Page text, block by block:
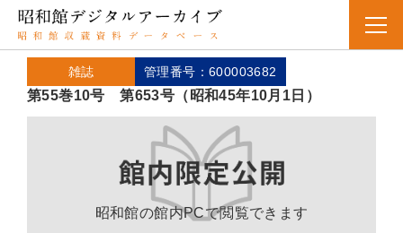
雑誌 管理番号：600003682
第55巻10号 第653号（昭和45年10月1日）
昭和館の館内PCで閲覧できます